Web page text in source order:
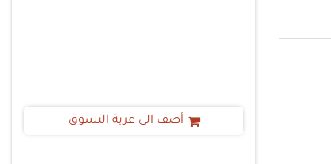
أضف الى عربة التسوق